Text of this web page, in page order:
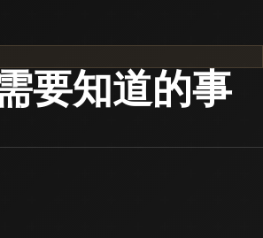
要知道的事